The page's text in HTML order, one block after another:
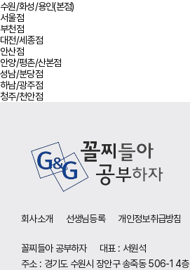
수원/화성/용인(본점)
서울점
부천점
대전/세종점
안산점
안양/평촌/산본점
성남/분당점
하남/광주점
청주/천안점
사이트 정보
회사소개 선생님등록 개인정보취급방침
꼴찌들아 공부하자
대표 : 서원석
주소 : 경기도 수원시 장안구 송죽동 506-1 4층